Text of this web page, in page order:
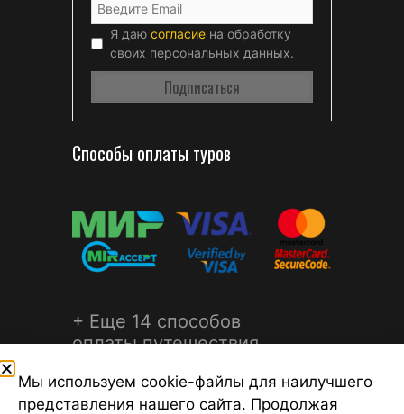
Я даю согласие на обработку
своих персональных данных.
Способы оплаты туров
+ Еще 14 способов
оплаты путешествия
Мы используем cookie-файлы для наилучшего
представления нашего сайта. Продолжая